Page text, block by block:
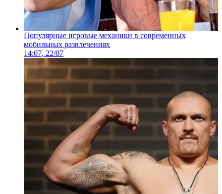
Популярные игровые механики в современных
мобильных развлечениях
14:07, 22/07